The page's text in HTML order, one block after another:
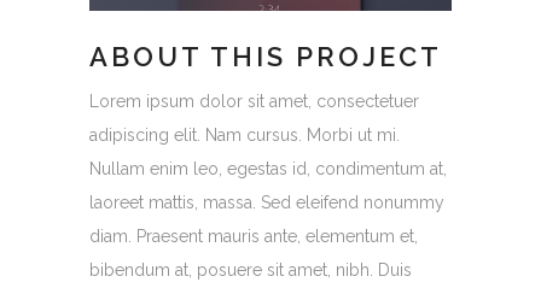
ABOUT THIS PROJECT
Lorem ipsum dolor sit amet, consectetuer
adipiscing elit. Nam cursus. Morbi ut mi.
Nullam enim leo, egestas id, condimentum at,
laoreet mattis, massa. Sed eleifend nonummy
diam. Praesent mauris ante, elementum et,
bibendum at, posuere sit amet, nibh. Duis